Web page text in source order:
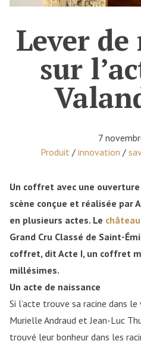
Lever
sur
7
Posted in
Produit/ innovation /
Un coffret avec une
scène conçue et réalisée par
en plusieurs actes. Le
Grand Cru Classé de Saint-
coffret, dit Acte I, un coffret
millésimes.
Un acte de naissance
Si l’acte trouve sa racine dans
Murielle Andraud et Jean-Luc
trouvé leur bonheur dans les